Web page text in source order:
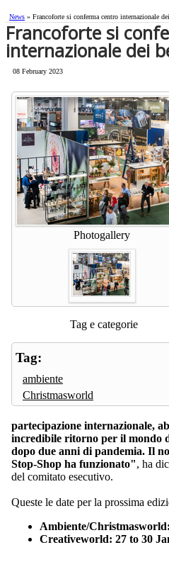
News » Francoforte si conferma centro internazionale
Francoforte si
internazionale dei
08 February 2023
Photogallery
Tag e categorie
Tag:
ambiente
Christmasworld
partecipazione internazionale,
incredibile ritorno per il mondo
dopo due anni di pandemia. Il
Stop-Shop ha funzionato", ha
del comitato esecutivo.
Queste le date per la prossima
Ambiente/
Creativeworld: 27 to 30